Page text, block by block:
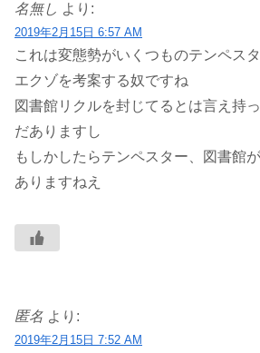
名無し より:
2019年2月15日 6:57 AM
これは変態勢がいくつものテンペス
エクゾを考案する奴ですね
図書館リクルを封じてるとは言え持
だありますし
もしかしたらテンペスター、図書館
ありますねえ
匿名 より:
2019年2月15日 7:52 AM